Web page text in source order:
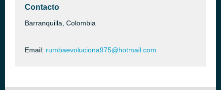
Contacto
Barranquilla, Colombia
Email: rumbaevoluciona975@hotmail.com